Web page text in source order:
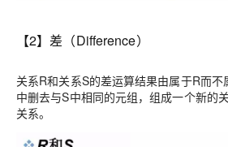
【2】差（Difference）
关系R和关系S的差运算结果由属于R而
中删去与S中相同的元组，组成一个新的
关系。